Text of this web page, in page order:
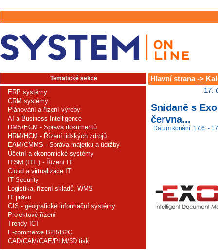
Tematické sekce
ERP systémy
CRM systémy
Plánování a řízení výroby
AI a Business Intelligence
DMS/ECM - Správa dokumentů
HRM/HCM - Řízení lidských zdrojů
EAM/CMMS - Správa majetku a údržby
Účetní a ekonomické systémy
ITSM (ITIL) - Řízení IT
Cloud a virtualizace IT
IT Security
Logistika, řízení skladů, WMS
IT právo
GIS - geografické informační systémy
Projektové řízení
Trendy ICT
E-commerce B2B/B2C
CAD/CAM/CAE/PLM/3D tisk
Hlavní strana->
17.
Snídaně s
června...
Datum konání: 17.6. -